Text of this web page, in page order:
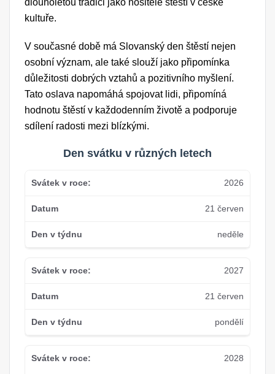
dlouholetou tradici jako nositelé štěstí v české
kultuře.
V současné době má Slovanský den štěstí nejen
osobní význam, ale také slouží jako připomínka
důležitosti dobrých vztahů a pozitivního myšlení.
Tato oslava napomáhá spojovat lidi, připomíná
hodnotu štěstí v každodenním životě a podporuje
sdílení radosti mezi blízkými.
Den svátku v různých letech
2026
21 červen
neděle
2027
21 červen
pondělí
2028